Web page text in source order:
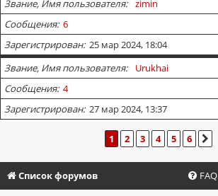
Звание, Имя пользователя
zimin
Сообщения 6
Зарегистрирован 25 мар 2024, 18:04
Звание, Имя пользователя
Urukhai
Сообщения 4
Зарегистрирован 27 мар 2024, 13:37
1 2 3 4 5 6
Список форумов FAQ